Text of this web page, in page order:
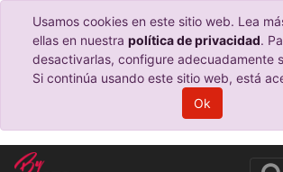
Usamos cookies en este sitio web. Lea
ellas en nuestra política de privacidad.
desactivarlas, configure adecuadamente
Si continúa usando este sitio web, está
Ok